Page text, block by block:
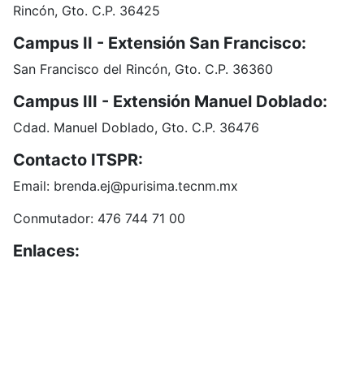
Rincón, Gto. C.P. 36425
Campus II - Extensión San Francisco:
San Francisco del Rincón, Gto. C.P. 36360
Campus III - Extensión Manuel Doblado:
Cdad. Manuel Doblado, Gto. C.P. 36476
Contacto ITSPR:
Email: brenda.ej@purisima.tecnm.mx
Conmutador: 476 744 71 00
Enlaces: